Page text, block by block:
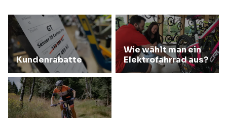
Kundenrabatte
Wie wählt man ein
Elektrofahrrad aus?